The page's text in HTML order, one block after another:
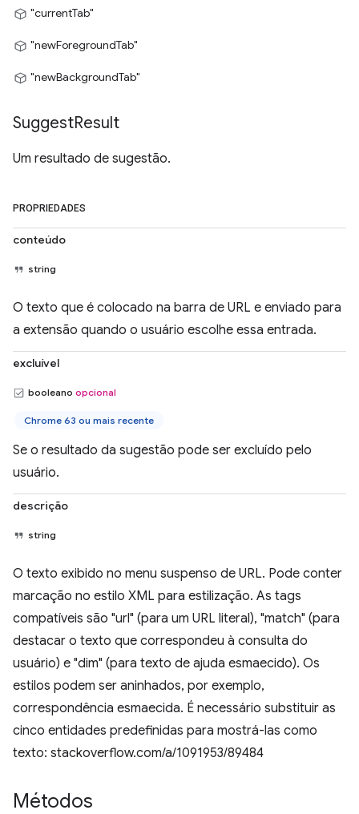
"currentTab"
"newForegroundTab"
"newBackgroundTab"
SuggestResult
Um resultado de sugestão.
PROPRIEDADES
conteúdo
string
O texto que é colocado na barra de URL e enviado para
a extensão quando o usuário escolhe essa entrada.
excluível
booleano opcional
Chrome 63 ou mais recente
Se o resultado da sugestão pode ser excluído pelo
usuário.
descrição
string
O texto exibido no menu suspenso de URL. Pode conter
marcação no estilo XML para estilização. As tags
compatíveis são "url" (para um URL literal), "match" (para
destacar o texto que correspondeu à consulta do
usuário) e "dim" (para texto de ajuda esmaecido). Os
estilos podem ser aninhados, por exemplo,
correspondência esmaecida. É necessário substituir as
cinco entidades predefinidas para mostrá-las como
texto: stackoverflow.com/a/1091953/89484
Métodos